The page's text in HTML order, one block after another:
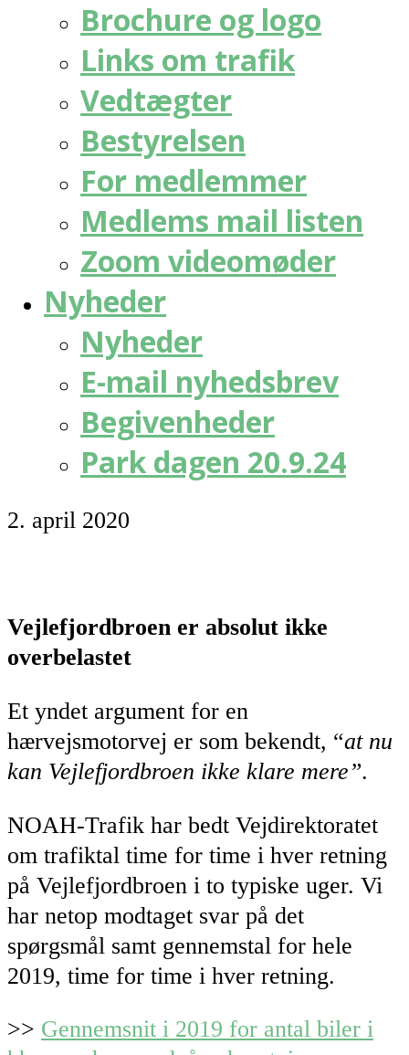
Brochure og logo
Links om trafik
Vedtægter
Bestyrelsen
For medlemmer
Medlems mail listen
Zoom videomøder
Nyheder
Nyheder
E-mail nyhedsbrev
Begivenheder
Park dagen 20.9.24
2. april 2020
Vejlefjordbroen er absolut ikke
overbelastet
Et yndet argument for en
hærvejsmotorvej er som bekendt, “at nu
kan Vejlefjordbroen ikke klare mere”.
NOAH-Trafik har bedt Vejdirektoratet
om trafiktal time for time i hver retning
på Vejlefjordbroen i to typiske uger. Vi
har netop modtaget svar på det
spørgsmål samt gennemstal for hele
2019, time for time i hver retning.
>> Gennemsnit i 2019 for antal biler i